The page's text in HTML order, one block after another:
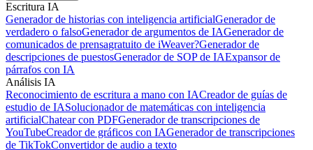
Escritura IA
Generador de historias con inteligencia artificialGenerador de
verdadero o falsoGenerador de argumentos de IAGenerador de
comunicados de prensagratuito de iWeaver?Generador de
descripciones de puestosGenerador de SOP de IAExpansor de
párrafos con IA
Análisis IA
Reconocimiento de escritura a mano con IACreador de guías de
estudio de IASolucionador de matemáticas con inteligencia
artificialChatear con PDFGenerador de transcripciones de
YouTubeCreador de gráficos con IAGenerador de transcripciones
de TikTokConvertidor de audio a texto